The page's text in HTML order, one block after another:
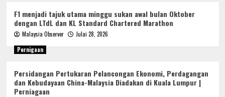
F1 menjadi tajuk utama minggu sukan awal bulan Oktober
dengan LTdL dan KL Standard Chartered Marathon
Malaysia Observer
Julai 28, 2026
Pernigaan
Persidangan Pertukaran Pelancongan Ekonomi, Perdagangan
dan Kebudayaan China-Malaysia Diadakan di Kuala Lumpur |
Perniagaan